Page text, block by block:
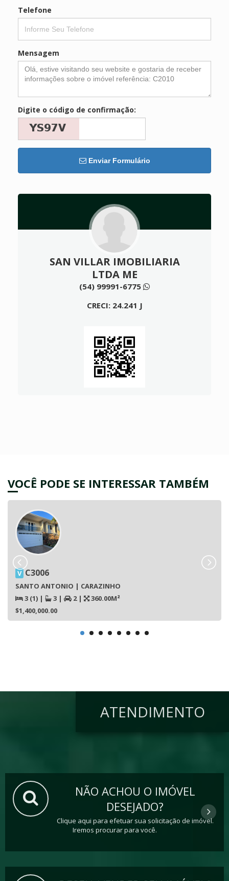
Telefone
Mensagem
Digite o código de confirmação:
Enviar Formulário
SAN VILLAR IMOBILIARIA
LTDA ME
(54) 99991-6775
CRECI: 24.241 J
VOCÊ PODE SE INTERESSAR TAMBÉM
V C3006
SANTO ANTONIO | CARAZINHO
3 (1) | 3 | 2 |
360.00M²
$1,400,000.00
ATENDIMENTO
NÃO ACHOU O IMÓVEL
DESEJADO?
Clique aqui para efetuar sua solicitação de imóvel.
Iremos procurar para você.